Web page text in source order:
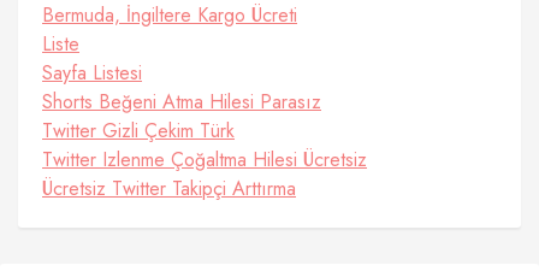
Bermuda, İngiltere Kargo Ücreti
Liste
Sayfa Listesi
Shorts Beğeni Atma Hilesi Parasız
Twitter Gizli Çekim Türk
Twitter Izlenme Çoğaltma Hilesi Ücretsiz
Ücretsiz Twitter Takipçi Arttırma